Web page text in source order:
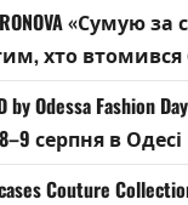
«Сумую за
хто
by Odessa Fashion
серпня в Одесі
Couture